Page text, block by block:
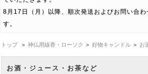
8月17日（月）以降、順次発送およびお問い合わ
す。
トップ ＞ 神仏用線香・ローソク ＞ 好物キャンドル ＞ お
お酒・ジュース・お茶など